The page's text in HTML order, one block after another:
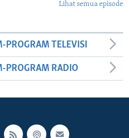
Lihat semua episode
PROGRAM TELEVISI
PROGRAM RADIO